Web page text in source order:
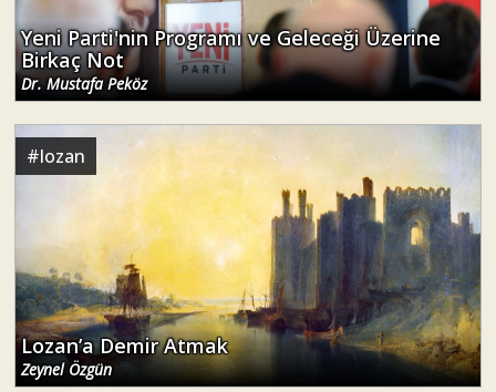
Yeni Parti'nin Programı ve Geleceği Üzerine
Birkaç Not
Dr. Mustafa Peköz
#lozan
Lozan’a Demir Atmak
Zeynel Özgün